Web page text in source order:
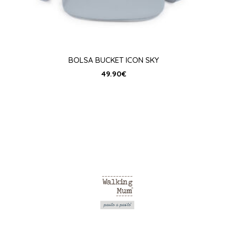
BOLSA BUCKET ICON SKY
49.90€